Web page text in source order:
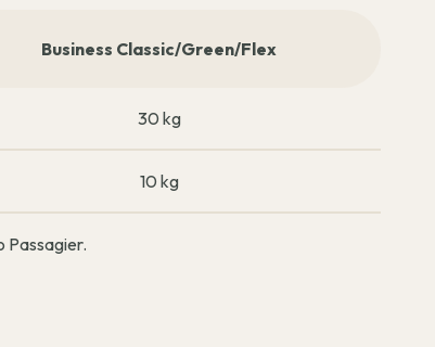
Business Classic/Green/Flex
30 kg
10 kg
Passagier.